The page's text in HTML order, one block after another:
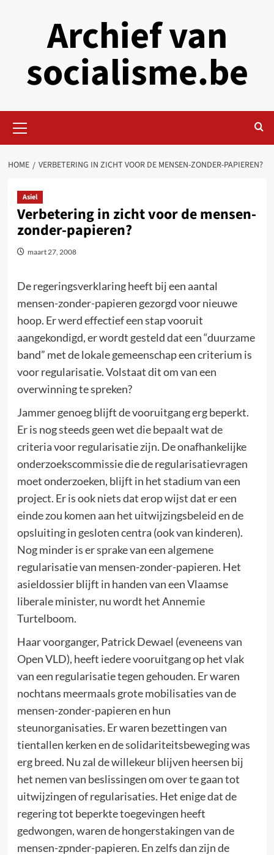
Archief van
socialisme.be
Menu
HOME VERBETERING IN ZICHT VOOR DE MENSEN-ZONDER-PAPIEREN?
Asiel
Verbetering in zicht voor de mensen-
zonder-papieren?
maart 27, 2008
De regeringsverklaring heeft bij een aantal
mensen-zonder-papieren gezorgd voor nieuwe
hoop. Er werd effectief een stap vooruit
aangekondigd, er wordt gesteld dat een “duurzame
band” met de lokale gemeenschap een criterium is
voor regularisatie. Volstaat dit om van een
overwinning te spreken?
Jammer genoeg blijft de vooruitgang erg beperkt.
Er is nog steeds geen wet die bepaalt wat de
criteria voor regularisatie zijn. De onafhankelijke
onderzoekscommissie die de regularisatievragen
moet onderzoeken, blijft in het stadium van een
project. Er is ook niets dat erop wijst dat er een
einde zou komen aan het uitwijzingsbeleid en de
opsluiting in gesloten centra (ook van kinderen).
Nog minder is er sprake van een algemene
regularisatie van mensen-zonder-papieren. Het
asieldossier blijft in handen van een Vlaamse
liberale minister, nu wordt het Annemie
Turtelboom.
Haar voorganger, Patrick Dewael (eveneens van
Open VLD), heeft iedere vooruitgang op het vlak
van een regularisatie tegen gehouden. Er waren
nochtans meermaals grote mobilisaties van de
mensen-zonder-papieren en hun
steunorganisaties. Er waren bezettingen van
tientallen kerken en de solidariteitsbeweging was
erg breed. Nu zal de willekeur blijven heersen bij
het nemen van beslissingen om over te gaan tot
uitwijzingen of regularisaties. Het enige dat de
regering tot beperkte toegevingen heeft
gedwongen, waren de hongerstakingen van de
mensen-zpnder-papieren. En zelfs dan zijn de